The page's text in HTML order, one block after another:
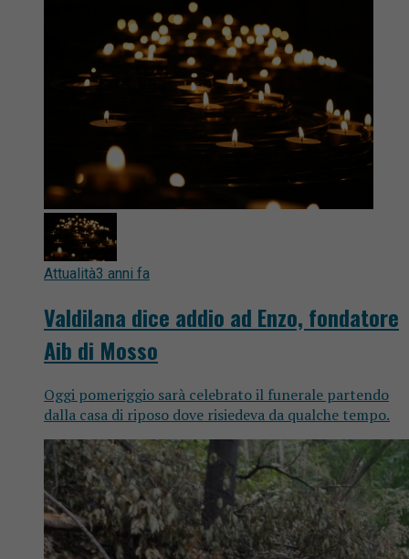
Attualità3 anni fa
Valdilana dice addio ad Enzo, fondatore
Aib di Mosso
Oggi pomeriggio sarà celebrato il funerale partendo
dalla casa di riposo dove risiedeva da qualche tempo.